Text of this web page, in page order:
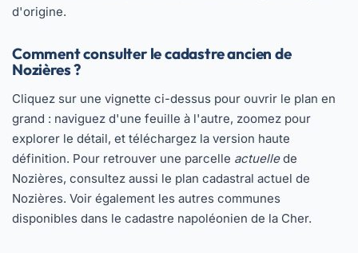
d'origine.
Comment consulter le cadastre ancien de
Nozières ?
Cliquez sur une vignette ci-dessus pour ouvrir le plan en
grand : naviguez d'une feuille à l'autre, zoomez pour
explorer le détail, et téléchargez la version haute
définition. Pour retrouver une parcelle actuellede
Nozières, consultez aussi le plan cadastral actuel de
Nozières. Voir également les autres communes
disponibles dans le cadastre napoléonien de la Cher.